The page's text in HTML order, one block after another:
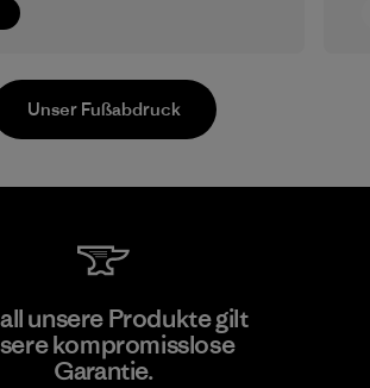
Garment Co., Ltd
Unser Fußabdruck
unsere Produkte gilt
kompromisslose
Garantie.